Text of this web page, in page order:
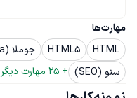
مهارت‌ها
HTML
HTML5 جوملا (Joomla)
سئو (SEO)
+
25 مهارت دیگر